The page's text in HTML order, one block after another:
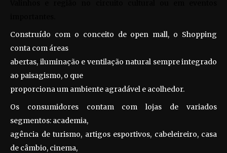
Construído com o conceito de open mall, o Shopping
conta com áreas
abertas, iluminação e ventilação natural sempre integrado
ao paisagismo, o que
proporciona um ambiente agradável e acolhedor.
Os consumidores contam com lojas de variados
segmentos: academia,
agência de turismo, artigos esportivos, cabeleireiro, casa
de câmbio, cinema,